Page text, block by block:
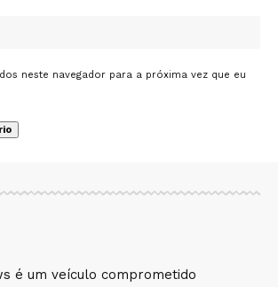
neste navegador para a próxima vez que eu
é um veículo comprometido